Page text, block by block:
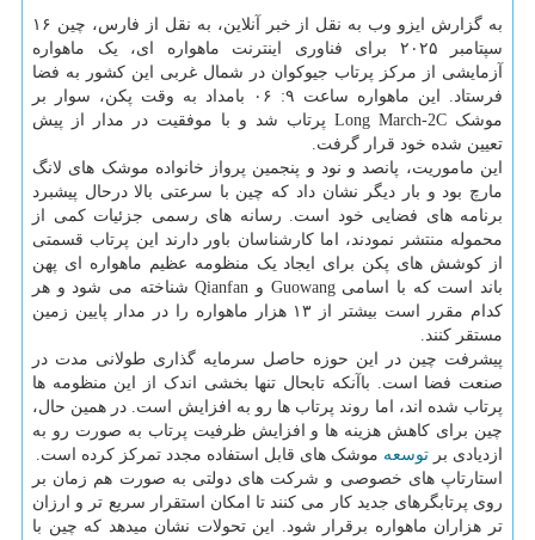
به گزارش ایزو وب به نقل از خبر آنلاین، به نقل از فارس، چین ۱۶
سپتامبر ۲۰۲۵ برای فناوری اینترنت ماهواره ای، یک ماهواره
آزمایشی از مرکز پرتاب جیوکوان در شمال غربی این کشور به فضا
فرستاد. این ماهواره ساعت ۹: ۰۶ بامداد به وقت پکن، سوار بر
موشک Long March-2C پرتاب شد و با موفقیت در مدار از پیش
تعیین شده خود قرار گرفت.
این ماموریت، پانصد و نود و پنجمین پرواز خانواده موشک های لانگ
مارچ بود و بار دیگر نشان داد که چین با سرعتی بالا درحال پیشبرد
برنامه های فضایی خود است. رسانه های رسمی جزئیات کمی از
محموله منتشر نمودند، اما کارشناسان باور دارند این پرتاب قسمتی
از کوشش های پکن برای ایجاد یک منظومه عظیم ماهواره ای پهن
باند است که با اسامی Guowang و Qianfan شناخته می شود و هر
کدام مقرر است بیشتر از ۱۳ هزار ماهواره را در مدار پایین زمین
مستقر کنند.
پیشرفت چین در این حوزه حاصل سرمایه گذاری طولانی مدت در
صنعت فضا است. باآنکه تابحال تنها بخشی اندک از این منظومه ها
پرتاب شده اند، اما روند پرتاب ها رو به افزایش است. در همین حال،
چین برای کاهش هزینه ها و افزایش ظرفیت پرتاب به صورت رو به
ازدیادی بر توسعه موشک های قابل استفاده مجدد تمرکز کرده است.
استارتاپ های خصوصی و شرکت های دولتی به صورت هم زمان بر
روی پرتابگرهای جدید کار می کنند تا امکان استقرار سریع تر و ارزان
تر هزاران ماهواره برقرار شود. این تحولات نشان میدهد که چین با